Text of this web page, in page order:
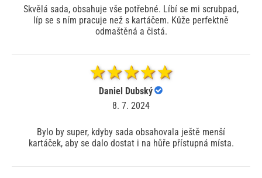
Skvělá sada, obsahuje vše potřebné. Líbí se mi scrubpad,
líp se s ním pracuje než s kartáčem. Kůže perfektně
odmaštěná a čistá.
Daniel Dubský
8. 7. 2024
Bylo by super, kdyby sada obsahovala ještě menší
kartáček, aby se dalo dostat i na hůře přístupná místa.